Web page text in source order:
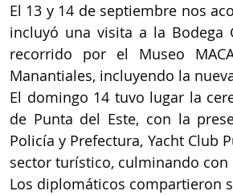
El 13 y 14 de septiembre nos
incluyó una visita a la Bodega
recorrido por el Museo
Manantiales, incluyendo la
El domingo 14 tuvo lugar la
de Punta del Este, con la
Policía y Prefectura, Yacht Club
sector turístico, culminando con
Los diplomáticos compartieron